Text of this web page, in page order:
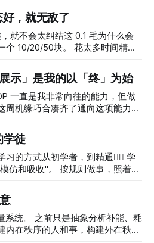
的 skill，看起来也是一个非常
作流。像 ima 这种也无法定制。
跟我提问的方式，做了一个自己的
础来做实验。 20260708 *
化了自己的 ai-dev-flow），有些
，但还是直接先让 AI 出一个方案
任务非常补充能量。 * 《沟通
以将他人表达的内容按照事实、
，就无敌了
就不会太纠结这 0.1 毛为什么会
块。 花太多时间精力
裤子。 要搞明白自己在
放在让自己状态好的条件尽量总
👆🏻这周的
生冲突，我会
么和娃互动，好奇为啥娃在跟她
力理解学习这种互动方式，探讨
0.1
示」是我的以「终」为始
一直是我非常向往的能力，但做
周机缘巧合凑齐了通向这项能力的
动力非常不一样。朋友是因为这
管理。Melody是因为做出如此详
解，顺畅对接，不用她操心，她
去做自己随机想到的喜欢的事。
让我向往了。我愿意为此花时间
念，AI 出的报告帮我快速了解了
研究的核心是：一个人如何“构
徒
的方式从初学者，到精通👇🏻 学
仿和吸收"。 按规则做事，照着别
特别符合我最
自己搞的越来
析补能、耗
内在秩序的人和事，构建外在秩序